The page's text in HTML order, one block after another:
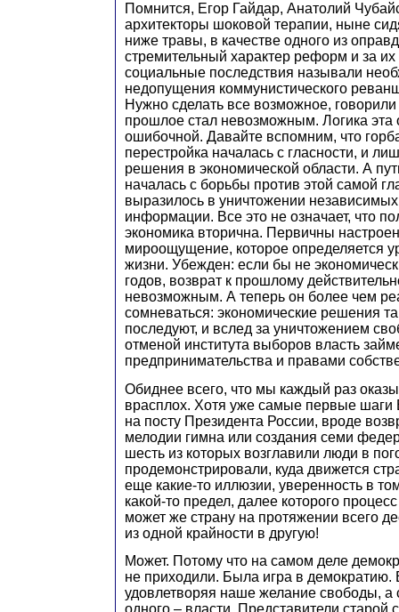
Помнится, Егор Гайдар, Анатолий
архитекторы шоковой терапии, ныне
ниже травы, в качестве одного из
стремительный характер реформ и за
социальные последствия называли
недопущения коммунистического
Нужно сделать все возможное,
прошлое стал невозможным. Логика эта
ошибочной. Давайте вспомним, что
перестройка началась с гласности, и
решения в экономической области. А
началась с борьбы против этой самой
выразилось в уничтожении
информации. Все это не означает, что
экономика вторична. Первичны
мироощущение, которое определяется
жизни. Убежден: если бы не
годов, возврат к прошлому
невозможным. А теперь он более чем
сомневаться: экономические решения
последуют, и вслед за уничтожением
отменой института выборов власть
предпринимательства и правами
Обиднее всего, что мы каждый раз
врасплох. Хотя уже самые первые
на посту Президента России, вроде
мелодии гимна или создания семи
шесть из которых возглавили люди в
продемонстрировали, куда движется
еще какие-то иллюзии, уверенность в
какой-то предел, далее которого
может же страну на протяжении всего
из одной крайности в другую!
Может. Потому что на самом деле
не приходили. Была игра в демократию.
удовлетворяя наше желание свободы, а
одного – власти. Представители старой